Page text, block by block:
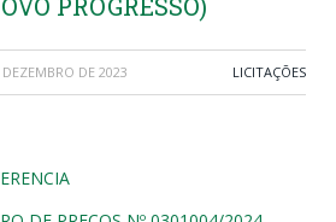
DE 2023 LICITAÇÕES